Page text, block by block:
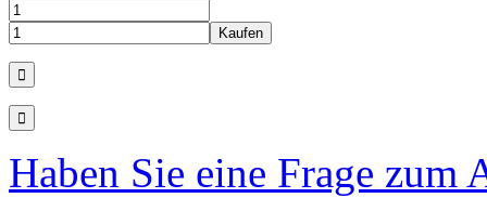
Haben Sie eine Frage zum